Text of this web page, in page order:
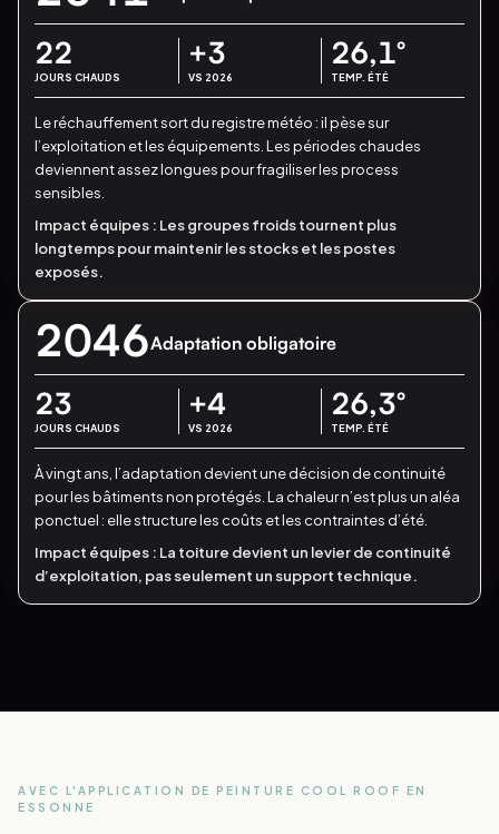
22
JOURS CHAUDS
+3
VS 2026
26,1°
TEMP. ÉTÉ
Le réchauffement sort du registre météo : il pèse sur
l’exploitation et les équipements. Les périodes chaudes
deviennent assez longues pour fragiliser les process
sensibles.
Impact équipes : Les groupes froids tournent plus
longtemps pour maintenir les stocks et les postes
exposés.
2046Adaptation obligatoire
23
JOURS CHAUDS
+4
VS 2026
26,3°
TEMP. ÉTÉ
À vingt ans, l’adaptation devient une décision de continuité
pour les bâtiments non protégés. La chaleur n’est plus un aléa
ponctuel : elle structure les coûts et les contraintes d’été.
Impact équipes : La toiture devient un levier de continuité
d’exploitation, pas seulement un support technique.
AVEC L'APPLICATION DE PEINTURE COOL ROOF
EN
ESSONNE